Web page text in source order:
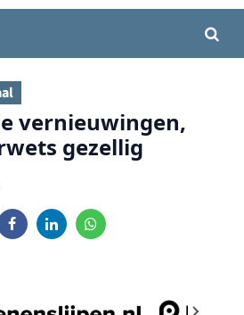
vernieuwingen,
gezellig